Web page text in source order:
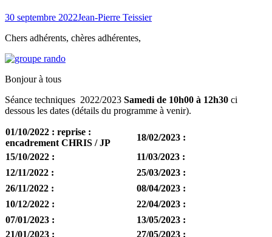
30 septembre 2022Jean-Pierre Teissier
Chers adhérents, chères adhérentes,
Bonjour à tous
Séance techniques 2022/2023 Samedi de 10h00 à 12h30 ci
dessous les dates (détails du programme à venir).
01/10/2022 : reprise :
encadrement CHRIS / JP
18/02/2023 :
15/10/2022 :
11/03/2023 :
12/11/2022 :
25/03/2023 :
26/11/2022 :
08/04/2023 :
10/12/2022 :
22/04/2023 :
07/01/2023 :
13/05/2023 :
21/01/2023 :
27/05/2023 :